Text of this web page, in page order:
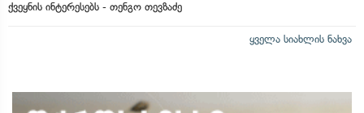
ქვეყნის ინტერესებს - თენგო თევზაძე
ყველა სიახლის ნახვა